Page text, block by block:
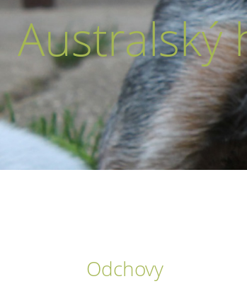
Australský
Odchovy